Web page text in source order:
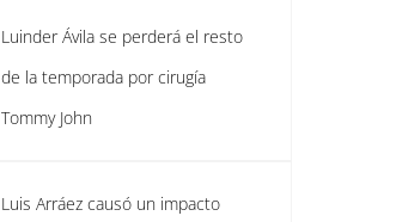
Luinder Ávila se perderá el resto
de la temporada por cirugía
Tommy John
Luis Arráez causó un impacto